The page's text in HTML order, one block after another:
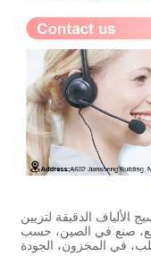
الألياف الدقيقة لتزيين
صنع في الصين، حسب
في المخزون، الجودة